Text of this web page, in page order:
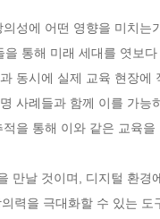
성에 어떤 영향을 미치는
을 통해 미래 세대를 엿보다
동시에 실제 교육 현장
사례들과 함께 이를 가
을 통해 이와 같은 교육
만날 것이며, 디지털 환
의력을 극대화할 수 있는